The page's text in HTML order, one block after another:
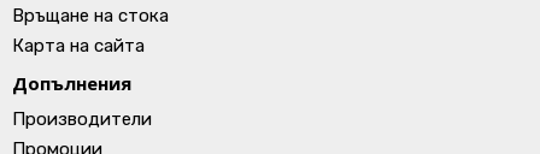
Връщане на стока
Карта на сайта
Допълнения
Производители
Промоции